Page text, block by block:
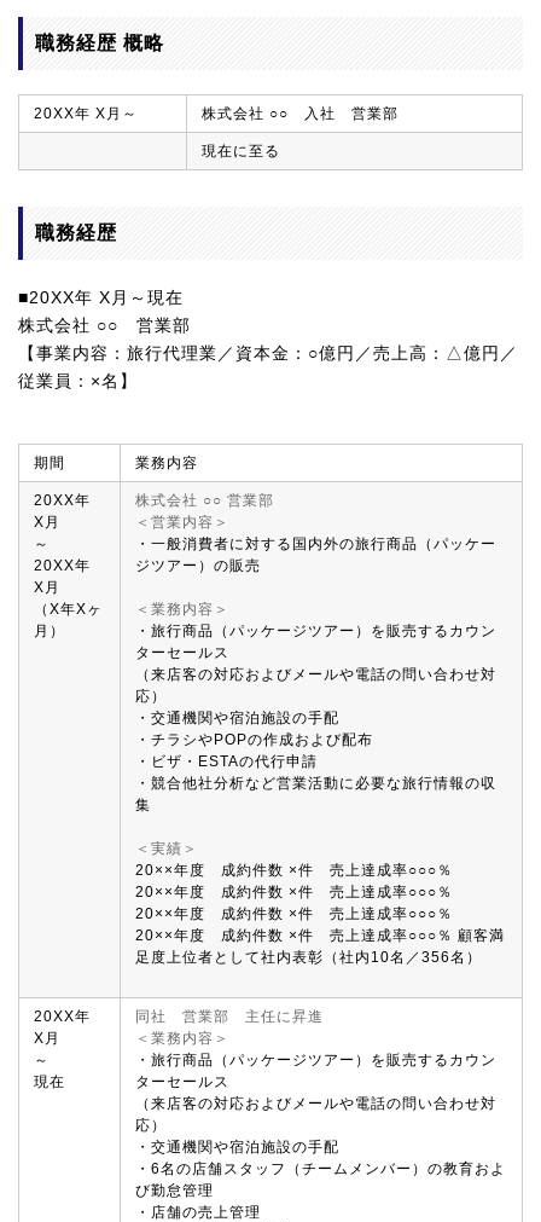
職務経歴 概略
20XX年 X月～ 株式会社 ○○ 入社 営業部
現在に至る
職務経歴
■20XX年 X月～現在
株式会社 ○○ 営業部
【事業内容：旅行代理業／資本金：○億円／売上高：△億円／
従業員：×名】
期間 業務内容
20XX年
X月
～
20XX年
X月
（X年Xヶ
月）
株式会社 ○○ 営業部
＜営業内容＞
・一般消費者に対する国内外の旅行商品（パッケー
ジツアー）の販売
＜業務内容＞
・旅行商品（パッケージツアー）を販売するカウン
ターセールス
（来店客の対応およびメールや電話の問い合わせ対
応）
・交通機関や宿泊施設の手配
・チラシやPOPの作成および配布
・ビザ・ESTAの代行申請
・競合他社分析など営業活動に必要な旅行情報の収
集
＜実績＞
20××年度 成約件数 ×件 売上達成率○○○％
20××年度 成約件数 ×件 売上達成率○○○％
20××年度 成約件数 ×件 売上達成率○○○％
20××年度 成約件数 ×件 売上達成率○○○％ 顧客満
足度上位者として社内表彰（社内10名／356名）
20XX年
X月
～
現在
同社 営業部 主任に昇進
＜業務内容＞
・旅行商品（パッケージツアー）を販売するカウン
ターセールス
（来店客の対応およびメールや電話の問い合わせ対
応）
・交通機関や宿泊施設の手配
・6名の店舗スタッフ（チームメンバー）の教育およ
び勤怠管理
・店舗の売上管理